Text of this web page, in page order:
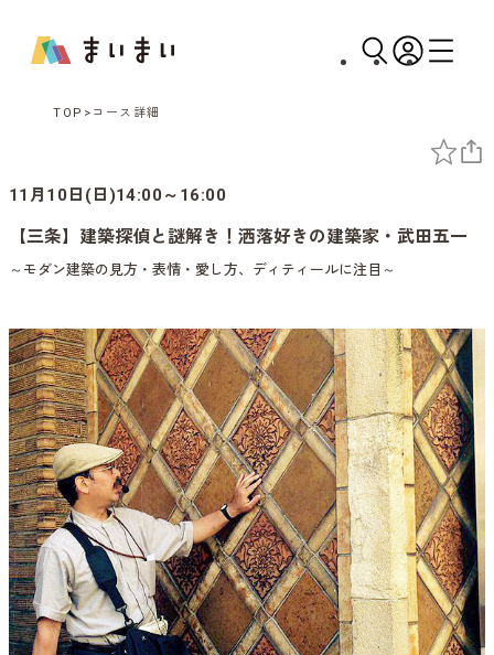
TOP コース詳細
11月10日(日)14:00～16:00
【三条】建築探偵と謎解き！洒落好きの建築家・武田五一
～モダン建築の見方・表情・愛し方、ディティールに注目～